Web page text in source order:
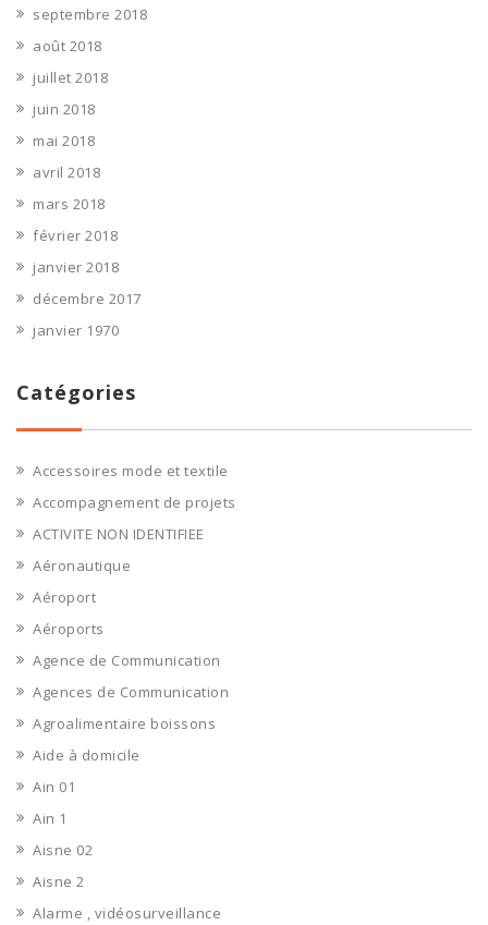
septembre 2018
août 2018
juillet 2018
juin 2018
mai 2018
avril 2018
mars 2018
février 2018
janvier 2018
décembre 2017
janvier 1970
Catégories
Accessoires mode et textile
Accompagnement de projets
ACTIVITE NON IDENTIFIEE
Aéronautique
Aéroport
Aéroports
Agence de Communication
Agences de Communication
Agroalimentaire boissons
Aide à domicile
Ain 01
Ain 1
Aisne 02
Aisne 2
Alarme , vidéosurveillance